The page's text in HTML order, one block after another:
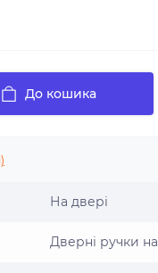
До кошика
На двері
Дверні ручки